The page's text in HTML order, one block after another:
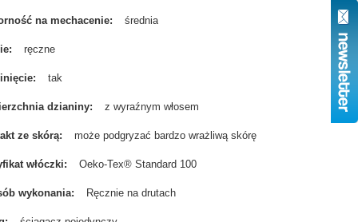
na mechacenie średnia
ręczne
tak
dzianiny z wyraźnym włosem
ze skórą może podgryzać bardzo wrażliwą skórę
włóczki Oeko-Tex® Standard 100
wykonania Ręcznie na drutach